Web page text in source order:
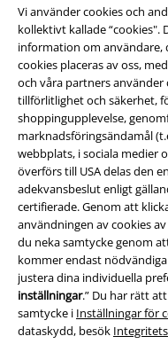
Vi använder cookies och
kollektivt kallade “cookies".
information om användare,
cookies placeras av oss,
och våra partners
tillförlitlighet och säkerhet,
shoppingupplevelse,
marknadsföringsändamål
webbplats, i sociala medier
överförs till USA delas den
adekvansbeslut enligt
certifierade. Genom att
användningen av cookies
du neka samtycke genom
kommer endast
justera dina individuella
inställningar.” Du har rätt
samtycke i Inställningar för
dataskydd, besök
A Warner